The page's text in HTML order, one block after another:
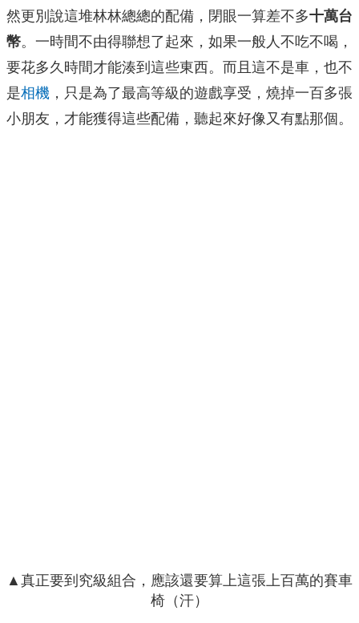
然更別說這堆林林總總的配備，閉眼一算差不多十萬台
幣。一時間不由得聯想了起來，如果一般人不吃不喝，
要花多久時間才能湊到這些東西。而且這不是車，也不
是相機 ，只是為了最高等級的遊戲享受，燒掉一百多張
小朋友，才能獲得這些配備，聽起來好像又有點那個。
▲真正要到究級組合，應該還要算上這張上百萬的賽車
椅（汗）